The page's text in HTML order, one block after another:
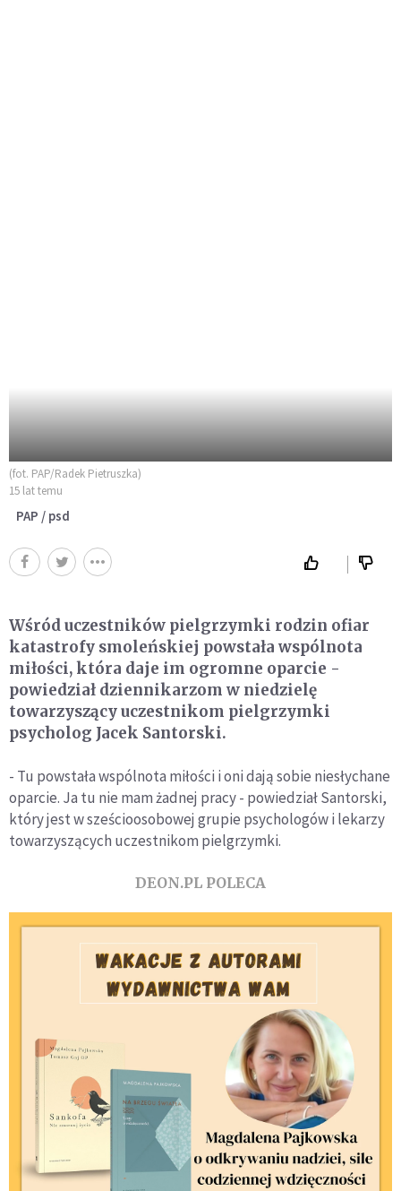
(fot. PAP/Radek Pietruszka)
15 lat temu
PAP / psd
Wśród uczestników pielgrzymki rodzin ofiar
katastrofy smoleńskiej powstała wspólnota
miłości, która daje im ogromne oparcie -
powiedział dziennikarzom w niedzielę
towarzyszący uczestnikom pielgrzymki
psycholog Jacek Santorski.
- Tu powstała wspólnota miłości i oni dają sobie niesłychane
oparcie. Ja tu nie mam żadnej pracy - powiedział Santorski,
który jest w sześcioosobowej grupie psychologów i lekarzy
towarzyszących uczestnikom pielgrzymki.
DEON.PL POLECA